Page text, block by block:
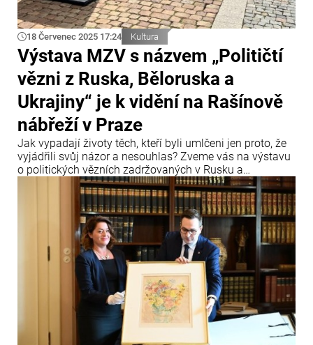
18 Červenec 2025 17:24 Kultura
Výstava MZV s názvem „Političtí
vězni z Ruska, Běloruska a
Ukrajiny“ je k vidění na Rašínově
nábřeží v Praze
Jak vypadají životy těch, kteří byli umlčeni jen proto, že
vyjádřili svůj názor a nesouhlas? Zveme vás na výstavu
o politických vězních zadržovaných v Rusku a
Bělorusku, kterou připravilo Ministerstvo zahraničních
věcí ve spolupráci s organizacemi Člověk v tísni, Prague
Civil Society Centre a Gulag.cz.